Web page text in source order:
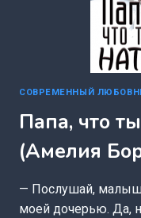
СОВРЕМЕННЫЙ
Папа, что
(Амелия
— Послушай,
моей дочерью. Да,